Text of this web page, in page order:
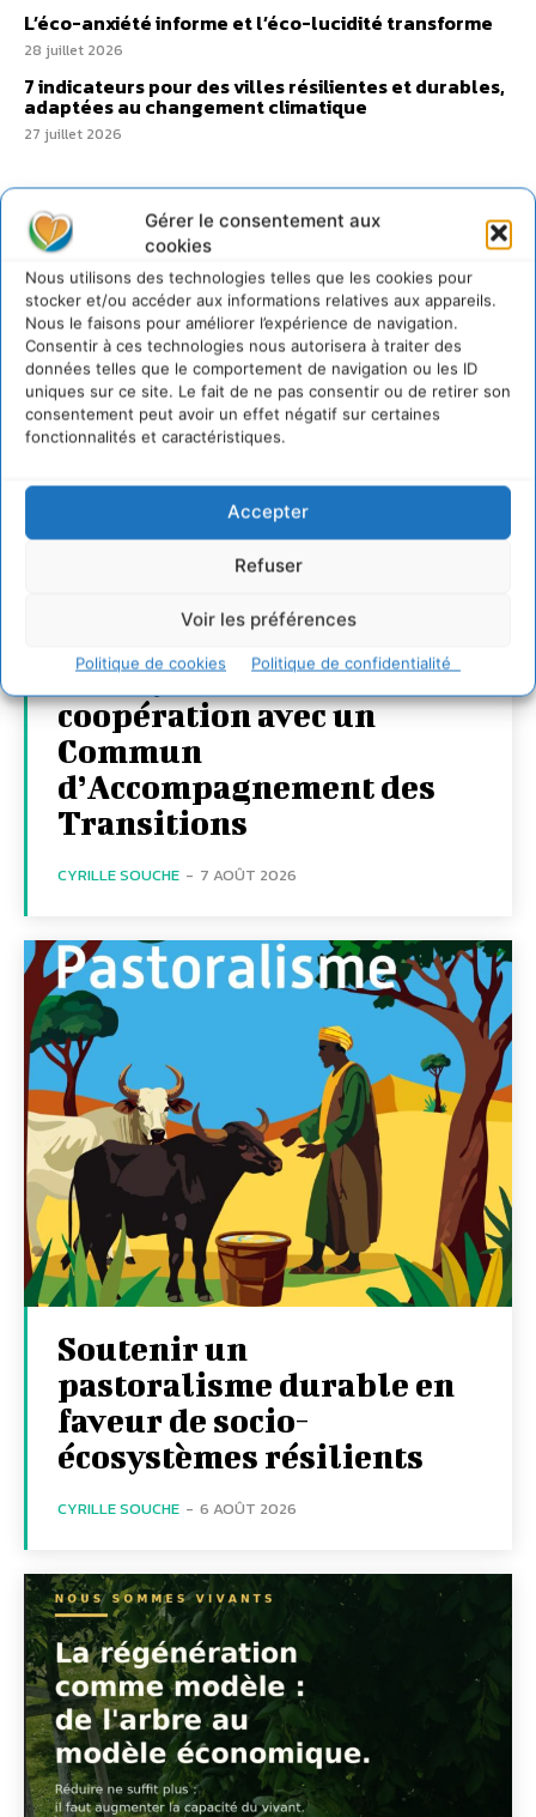
Gérer le consentement aux
cookies
Nous utilisons des technologies telles que les cookies pour
stocker et/ou accéder aux informations relatives aux appareils.
Nous le faisons pour améliorer l’expérience de navigation.
Consentir à ces technologies nous autorisera à traiter des
données telles que le comportement de navigation ou les ID
uniques sur ce site. Le fait de ne pas consentir ou de retirer son
consentement peut avoir un effet négatif sur certaines
fonctionnalités et caractéristiques.
Accepter
Refuser
Voir les préférences
Politique de cookies Politique de confidentialité
L’éco-anxiété informe et l’éco-lucidité transforme
28 juillet 2026
7 indicateurs pour des villes résilientes et durables,
adaptées au changement climatique
27 juillet 2026
Transformer les
dialogue et la
coopération avec un
Commun
d’Accompagnement des
Transitions
CYRILLE SOUCHE - 7 AOÛT 2026
Soutenir un
pastoralisme durable en
faveur de socio-
écosystèmes résilients
CYRILLE SOUCHE - 6 AOÛT 2026